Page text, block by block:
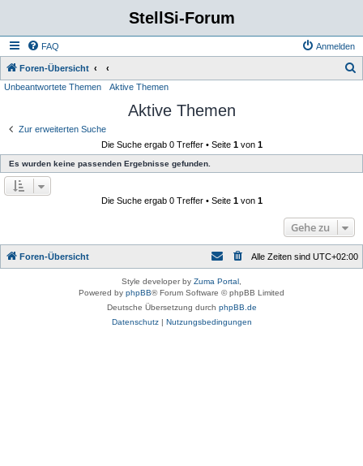
StellSi-Forum
FAQ Anmelden
Foren-Übersicht
Unbeantwortete Themen Aktive Themen
Aktive Themen
Zur erweiterten Suche
Die Suche ergab 0 Treffer • Seite 1von 1
Es wurden keine passenden Ergebnisse gefunden.
Die Suche ergab 0 Treffer • Seite 1von 1
Gehe zu
Foren-Übersicht Alle Zeiten sind UTC+02:00
Style developer by Zuma Portal
Powered by phpBB® Forum Software © phpBB Limited
Deutsche Übersetzung durch phpBB.de
Datenschutz| Nutzungsbedingungen